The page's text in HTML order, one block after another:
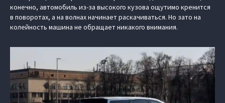
конечно, автомобиль из-за высокого кузова ощутимо кренится
в поворотах, а на волнах начинает раскачиваться. Но зато на
колейность машина не обращает никакого внимания.